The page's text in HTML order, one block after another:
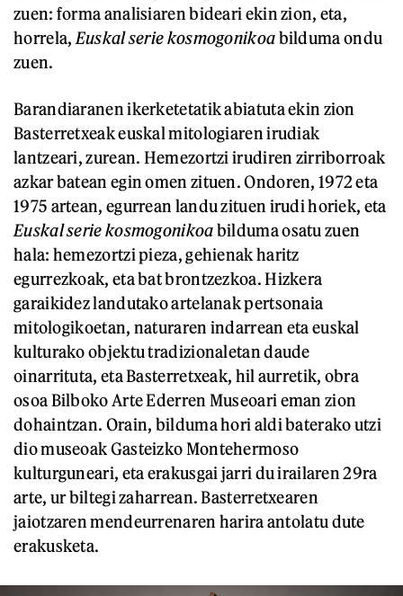
zuen: forma analisiaren bideari ekin zion, eta,
horrela, Euskalseriekosmogonikoabilduma ondu
zuen.
Barandiaranen ikerketetatik abiatuta ekin zion
Basterretxeak euskal mitologiaren irudiak
lantzeari, zurean. Hemezortzi irudiren zirriborroak
azkar batean egin omen zituen. Ondoren, 1972 eta
1975 artean, egurrean landu zituen irudi horiek, eta
Euskal serie kosmogonikoabilduma osatu zuen
hala: hemezortzi pieza, gehienak haritz
egurrezkoak, eta bat brontzezkoa. Hizkera
garaikidez landutako artelanak pertsonaia
mitologikoetan, naturaren indarrean eta euskal
kulturako objektu tradizionaletan daude
oinarrituta, eta Basterretxeak, hil aurretik, obra
osoa Bilboko Arte Ederren Museoari eman zion
dohaintzan. Orain, bilduma hori aldi baterako utzi
dio museoak Gasteizko Montehermoso
kulturguneari, eta erakusgai jarri du irailaren 29ra
arte, ur biltegi zaharrean. Basterretxearen
jaiotzaren mendeurrenaren harira antolatu dute
erakusketa.